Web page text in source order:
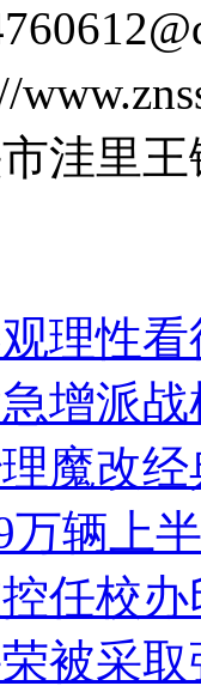
洼里
理性
增派战
魔改经
万辆上
任校
被采